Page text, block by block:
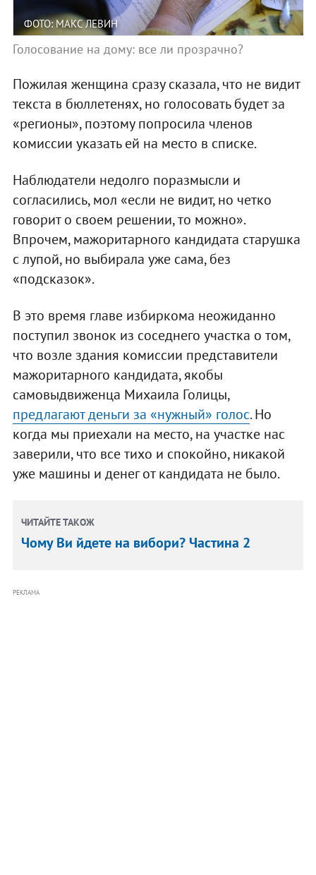
ФОТО: МАКС ЛЕВИН
Голосование на дому: все ли прозрачно?
Пожилая женщина сразу сказала, что не видит
текста в бюллетенях, но голосовать будет за
«регионы», поэтому попросила членов
комиссии указать ей на место в списке.
Наблюдатели недолго поразмысли и
согласились, мол «если не видит, но четко
говорит о своем решении, то можно».
Впрочем, мажоритарного кандидата старушка
с лупой, но выбирала уже сама, без
«подсказок».
В это время главе избиркома неожиданно
поступил звонок из соседнего участка о том,
что возле здания комиссии представители
мажоритарного кандидата, якобы
самовыдвиженца Михаила Голицы,
предлагают деньги за «нужный» голос. Но
когда мы приехали на место, на участке нас
заверили, что все тихо и спокойно, никакой
уже машины и денег от кандидата не было.
ЧИТАЙТЕ ТАКОЖ
Чому Ви йдете на вибори? Частина 2
РЕКЛАМА